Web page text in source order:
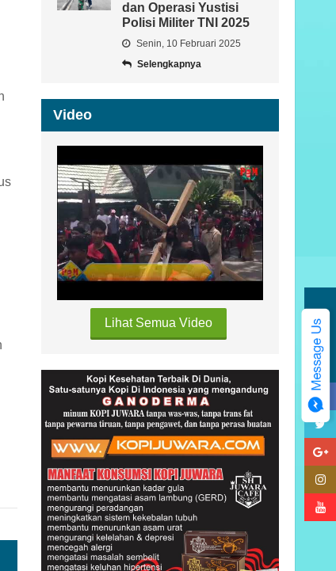
dan Operasi Yustisi
Polisi Militer TNI 2025
Senin, 10 Februari 2025
Selengkapnya
Video
Lihat Semua Video Kategori